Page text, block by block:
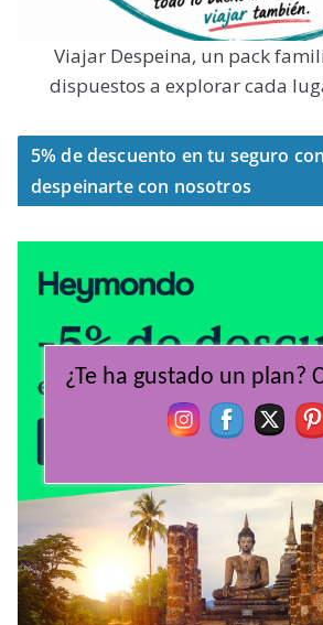
Viajar Despeina, un pack
dispuestos a explorar cada
5% de descuento en tu seguro
despeinarte con nosotros
¿Te ha gustado un plan?